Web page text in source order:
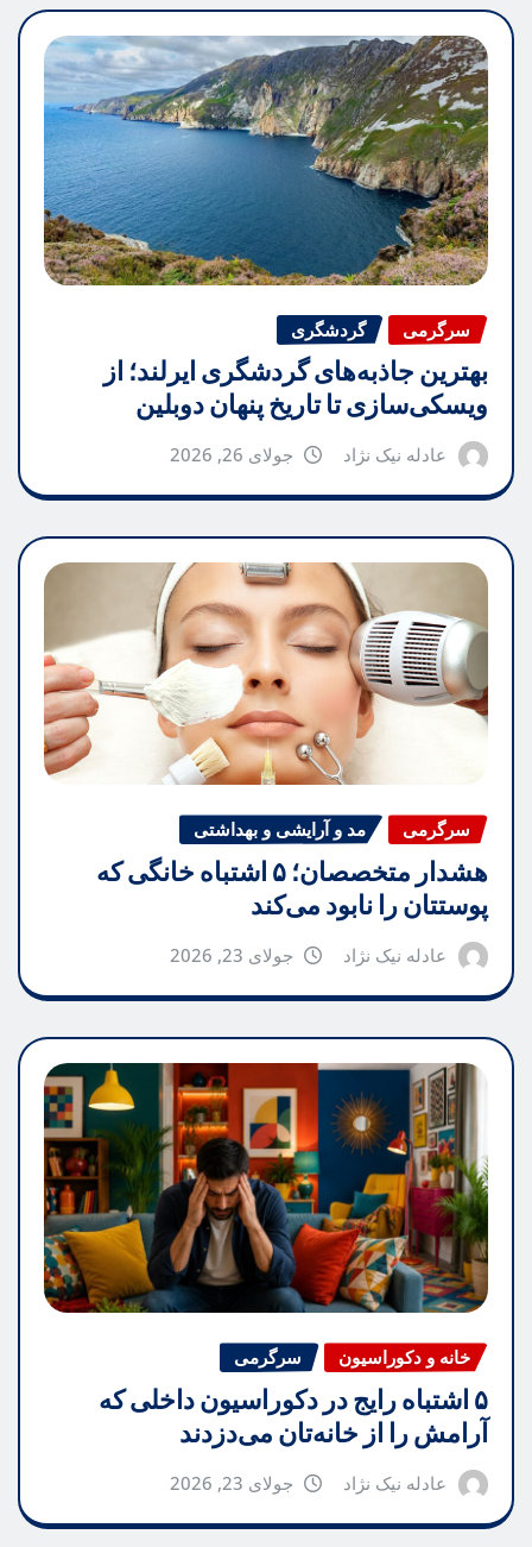
سرگرمی گردشگری
بهترین جاذبه‌های گردشگری ایرلند؛ از
ویسکی‌سازی تا تاریخ پنهان دوبلین
عادله نیک نژاد جولای 26, 2026
سرگرمی مد و آرایشی و بهداشتی
هشدار متخصصان؛ ۵ اشتباه خانگی که
پوستتان را نابود می‌کند
عادله نیک نژاد جولای 23, 2026
خانه و دکوراسیون سرگرمی
۵ اشتباه رایج در دکوراسیون داخلی که
آرامش را از خانه‌تان می‌دزدند
عادله نیک نژاد جولای 23, 2026